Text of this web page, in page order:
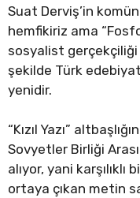
Suat Derviş’in
hemfikiriz ama
sosyalist
şekilde Türk
yenidir.
“Kızıl Yazı”
Sovyetler Birliği
alıyor, yani
ortaya çıkan metin